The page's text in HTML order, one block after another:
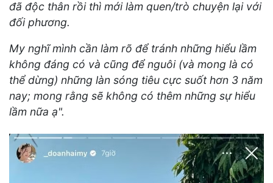
đã độc thân rồi thì mới làm quen/trò chuyện lại với
đối phương.
My nghĩ mình cần làm rõ để tránh những hiểu lầm
không đáng có và cũng để nguôi (và mong là có
thể dừng) những làn sóng tiêu cực suốt hơn 3 năm
nay; mong rằng sẽ không có thêm những sự hiểu
lầm nữa ạ".